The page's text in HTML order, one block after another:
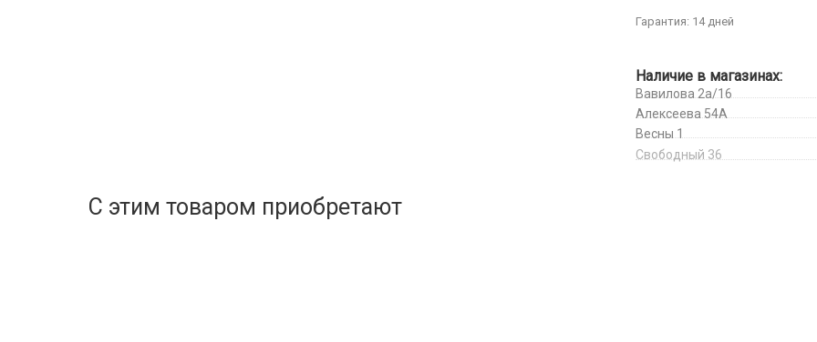
Гарантия: 14 дней
Наличие в магазинах:
Вавилова 2а/16
Алексеева 54А
Весны 1
Свободный 36
С этим товаром приобретают